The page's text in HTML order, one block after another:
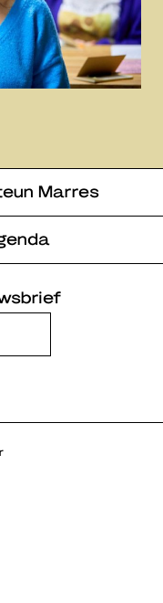
Marres